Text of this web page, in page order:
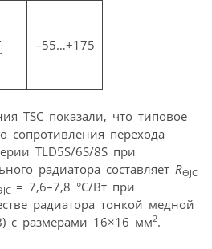
J –55…+175
TSC показали, что типовое
сопротивления перехода
TLD5S/6S/8S при
радиатора составляет RӨJC
JC = 7,6–7,8 °C/Вт при
радиатора тонкой медной
с размерами 16×16 мм2.